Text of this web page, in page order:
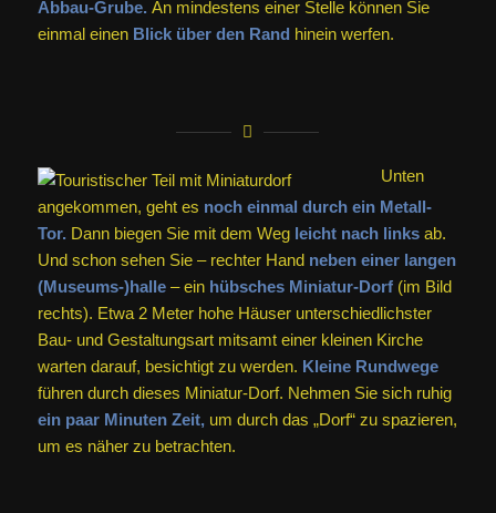
Abbau-Grube. An mindestens einer Stelle können Sie
einmal einen Blick über den Rand hinein werfen.
Unten
angekommen, geht es noch einmal durch ein Metall-
Tor. Dann biegen Sie mit dem Weg leicht nach linksab.
Und schon sehen Sie – rechter Hand neben einer langen
(Museums-)halle– ein hübsches Miniatur-Dorf(im Bild
rechts). Etwa 2 Meter hohe Häuser unterschiedlichster
Bau- und Gestaltungsart mitsamt einer kleinen Kirche
warten darauf, besichtigt zu werden. Kleine Rundwege
führen durch dieses Miniatur-Dorf. Nehmen Sie sich ruhig
ein paar Minuten Zeit,um durch das „Dorf“ zu spazieren,
um es näher zu betrachten.